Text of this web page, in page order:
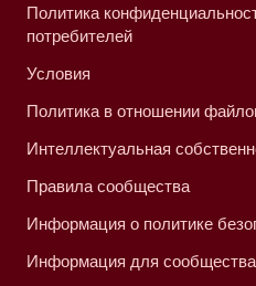
Политика
потребителей
Условия
Политика в отношении
Интеллектуальная
Правила сообщества
Информация о политике
Информация для сообщества